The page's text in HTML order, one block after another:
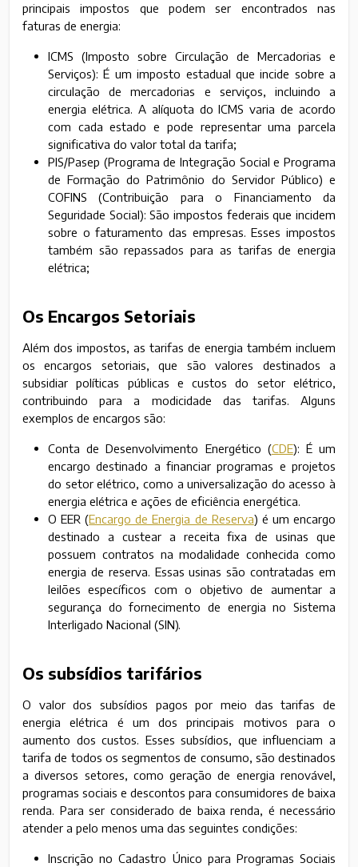
principais impostos que podem ser encontrados nas
faturas de energia:
ICMS (Imposto sobre Circulação de Mercadorias e
Serviços): É um imposto estadual que incide sobre a
circulação de mercadorias e serviços, incluindo a
energia elétrica. A alíquota do ICMS varia de acordo
com cada estado e pode representar uma parcela
significativa do valor total da tarifa;
PIS/Pasep (Programa de Integração Social e Programa
de Formação do Patrimônio do Servidor Público) e
COFINS (Contribuição para o Financiamento da
Seguridade Social): São impostos federais que incidem
sobre o faturamento das empresas. Esses impostos
também são repassados para as tarifas de energia
elétrica;
Os Encargos Setoriais
Além dos impostos, as tarifas de energia também incluem
os encargos setoriais, que são valores destinados a
subsidiar políticas públicas e custos do setor elétrico,
contribuindo para a modicidade das tarifas. Alguns
exemplos de encargos são:
Conta de Desenvolvimento Energético (CDE): É um
encargo destinado a financiar programas e projetos
do setor elétrico, como a universalização do acesso à
energia elétrica e ações de eficiência energética.
O EER (Encargo de Energia de Reserva) é um encargo
destinado a custear a receita fixa de usinas que
possuem contratos na modalidade conhecida como
energia de reserva. Essas usinas são contratadas em
leilões específicos com o objetivo de aumentar a
segurança do fornecimento de energia no Sistema
Interligado Nacional (SIN).
Os subsídios tarifários
O valor dos subsídios pagos por meio das tarifas de
energia elétrica é um dos principais motivos para o
aumento dos custos. Esses subsídios, que influenciam a
tarifa de todos os segmentos de consumo, são destinados
a diversos setores, como geração de energia renovável,
programas sociais e descontos para consumidores de baixa
renda. Para ser considerado de baixa renda, é necessário
atender a pelo menos uma das seguintes condições:
Inscrição no Cadastro Único para Programas Sociais